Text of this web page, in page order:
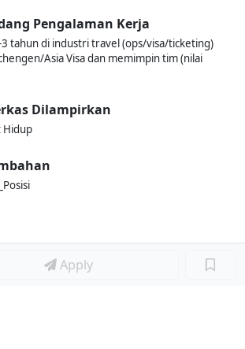
Pengalaman Kerja
3 tahun di industri travel (ops/visa/ticketing)
Asia Visa dan memimpin tim (nilai
Dilampirkan
Hidup
Apply